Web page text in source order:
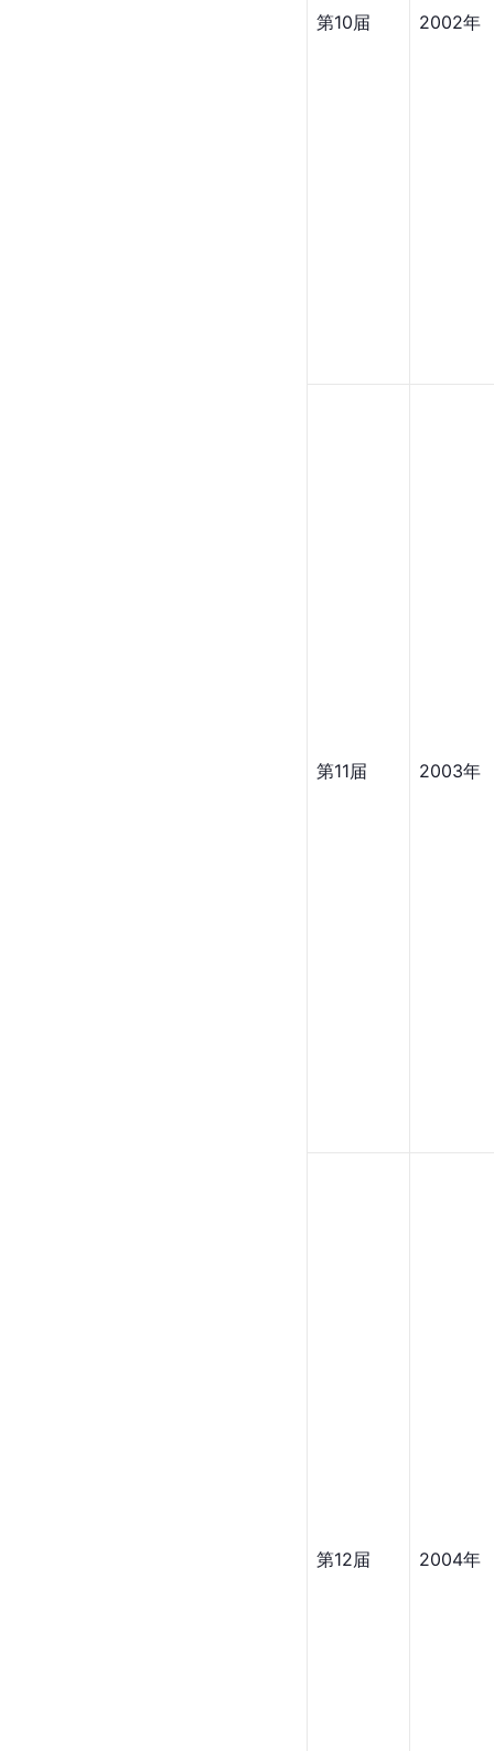
第10届 2002年
第11届 2003年
第12届 2004年